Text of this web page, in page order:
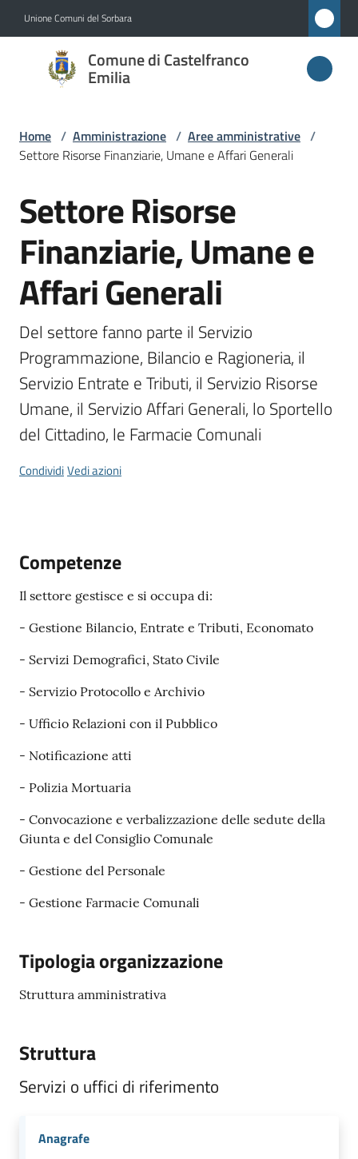
Unione Comuni del Sorbara
Comune di Castelfranco
Emilia
Comune di
Castelfranco
Novità
Servizi
Vivere
Castelfranco
Emilia
Tutti
gli
argomenti...
Seguici
su
Home / Amministrazione / Aree amministrative /
Settore Risorse Finanziarie, Umane e Affari Generali
Salta al contenuto
Settore Risorse
Finanziarie, Umane e
Affari Generali
Del settore fanno parte il Servizio
Programmazione, Bilancio e Ragioneria, il
Servizio Entrate e Tributi, il Servizio Risorse
Umane, il Servizio Affari Generali, lo Sportello
del Cittadino, le Farmacie Comunali
CondividiVedi azioni
Competenze
Il settore gestisce e si occupa di:
- Gestione Bilancio, Entrate e Tributi, Economato
- Servizi Demografici, Stato Civile
- Servizio Protocollo e Archivio
- Ufficio Relazioni con il Pubblico
- Notificazione atti
- Polizia Mortuaria
- Convocazione e verbalizzazione delle sedute della
Giunta e del Consiglio Comunale
- Gestione del Personale
- Gestione Farmacie Comunali
Tipologia organizzazione
Struttura amministrativa
Struttura
Servizi o uffici di riferimento
Anagrafe